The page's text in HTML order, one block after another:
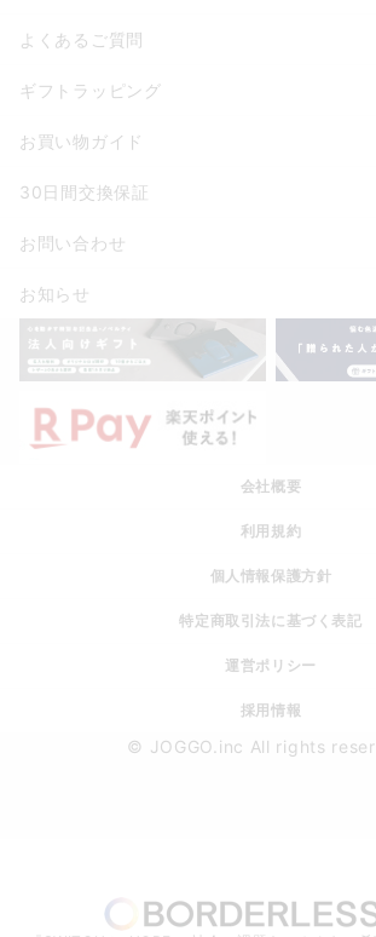
よくあるご質問
ギフトラッピング
お買い物ガイド
30日間交換保証
お問い合わせ
お知らせ
会社概要
利用規約
個人情報保護方針
特定商取引法に基づく表記
運営ポリシー
採用情報
© JOGGO.inc All rights